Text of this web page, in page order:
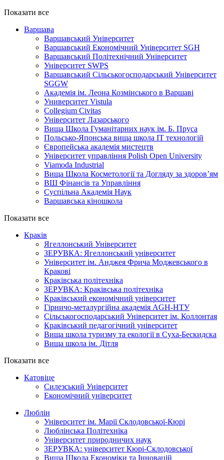
Показати все
Варшава
Варшавський Університет
Варшавський Економічний Університет SGH
Варшавський Політехнічний Університет
Університет SWPS
Варшавський Сільськогосподарський Університет
SGGW
Академія ім. Леона Козмінського в Варшаві
Университет Vistula
Collegium Civitas
Університет Лазарського
Вища Школа Гуманітарних наук ім. Б. Пруса
Польсько-Японська вища школа ІТ технологій
Європейська академія мистецтв
Університет управління Polish Open University
Viamoda Industrial
Вища Школа Косметології та Догляду за здоров’ям
ВШ Фінансів та Управління
Суспільна Академія Наук
Варшавська кіношкола
Показати все
Краків
Ягеллонський Університет
ЗЕРУВКА: Ягеллонський університет
Університет ім. Анджея Фрича Моджевського в
Кракові
Краківська політехніка
ЗЕРУВКА: Краківська політехніка
Краківський економічний університет
Гірничо-металургійна академія AGH-НТУ
Cільськогосподарський Університет ім. Коллонтая
Краківський педагогічний університет
Вища школа туризму та екології в Суха-Бескидска
Вища школа ім. Дітля
Показати все
Катовіце
Силезський Університет
Економічний університет
Люблін
Університет ім. Марії Склодовської-Кюрі
Люблінська Політехніка
Університет природничих наук
ЗЕРУВКА: університет Кюрі-Склодовської
Вища Школа Економіки та Інновацій